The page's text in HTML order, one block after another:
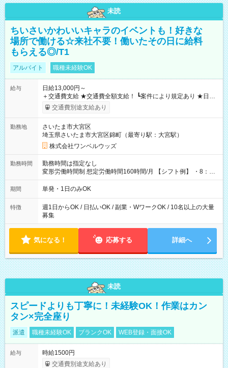
未読
ちいさいかわいいキャラのイベントも！好きな
場所で働ける☆来社不要！働いたその日に給料
もらえる◎/T1
アルバイト 職種未経験OK
給与
日給13,000円～
＋交通費支給 ★交通費全額支給！ ┗案件により規定あり ★日払
いOK！（規定あり） ┗働いたその日に現金GET♪ お仕事後はコ
ンビニATMから 日払い分を引き落とせます！ 【試用期間】試
交通費別途支給あり
勤務地
さいたま市大宮区
埼玉県さいたま市大宮区錦町（最寄り駅：大宮駅）
株式会社ワンベルウッズ
勤務時間
勤務時間は指定なし
変形労働時間制 想定労働時間160時間/月 【シフト例】 ・8：00
～21：00
期間 単発・1日のみOK
特徴
週1日からOK / 日払いOK / 副業・WワークOK / 10名以上の大量
募集
気になる！ 応募する 詳細へ
未読
スピードよりも丁寧に！未経験OK！作業はカン
タン×完全座り
派遣 職種未経験OK ブランクOK WEB登録・面接OK
給与
時給1500円
交通費別途支給あり